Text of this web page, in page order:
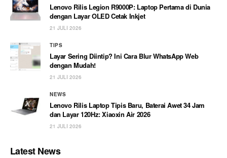
Lenovo Rilis Legion R9000P: Laptop Pertama di Dunia
dengan Layar OLED Cetak Inkjet
21 JULI 2026
TIPS
Layar Sering Diintip? Ini Cara Blur WhatsApp Web
dengan Mudah!
21 JULI 2026
NEWS
Lenovo Rilis Laptop Tipis Baru, Baterai Awet 34 Jam
dan Layar 120Hz: Xiaoxin Air 2026
21 JULI 2026
Latest News